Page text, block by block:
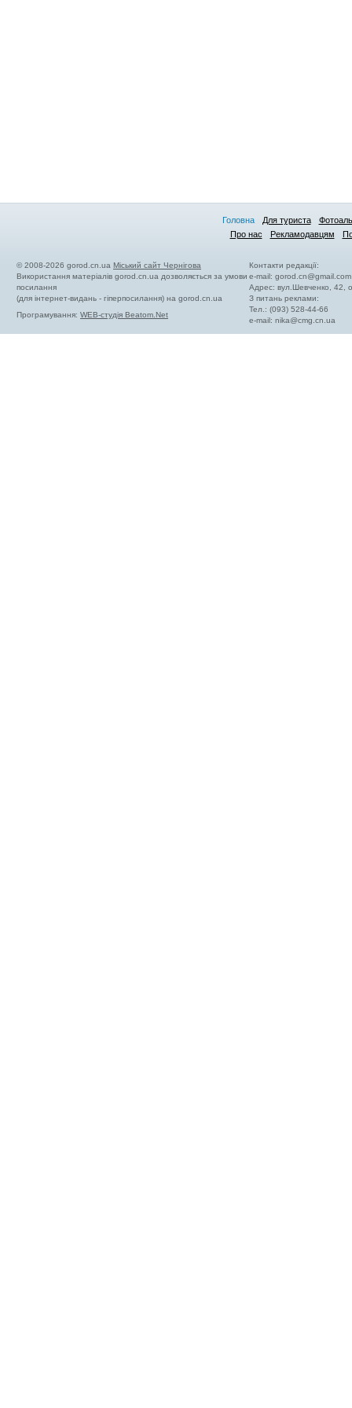
Головна Для туриста
Про нас
Рекламодавцям
© 2008-2026 gorod.cn.ua Міський сайт Чернігова
Використання матеріалів gorod.cn.ua дозволяється за умови
посилання
(для інтернет-видань - гіперпосилання) на gorod.cn.ua
Програмування: WEB-студія Beatom.Net
Контакти редакції:
e-mail:gorod.cn@gmail.com
Адрес: вул.Шевченко, 42,
З питань реклами:
Тел.: (093) 528-44-66
e-mail:nika@cmg.cn.ua